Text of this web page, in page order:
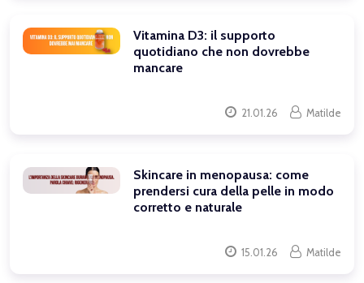
Vitamina D3: il supporto
quotidiano che non dovrebbe
mancare
21.01.26 Matilde
Skincare in menopausa: come
prendersi cura della pelle in modo
corretto e naturale
15.01.26 Matilde